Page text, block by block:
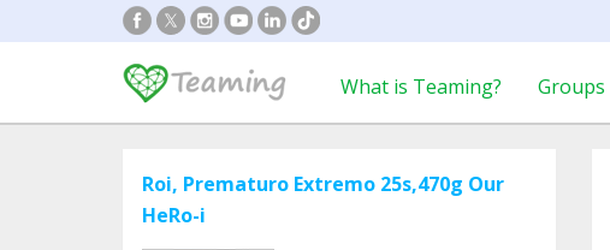
What is Teaming? Groups
Roi, Prematuro Extremo 25s,470g Our
HeRo-i